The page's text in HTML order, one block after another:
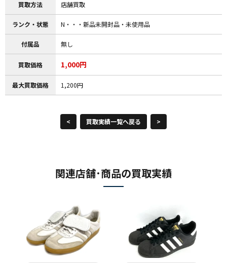
買取方法 店舗買取
ランク・状態 N・・・新品未開封品・未使用品
付属品 無し
買取価格 1,000円
最大買取価格 1,200円
< 買取実績一覧へ戻る >
関連店舗･商品の買取実績